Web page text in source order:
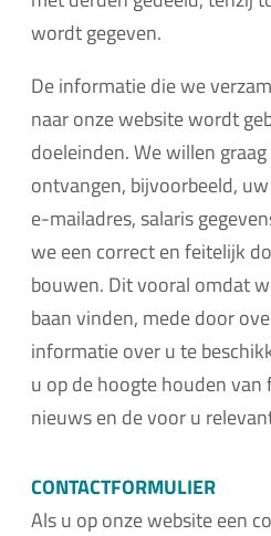
wordt gegeven.
De informatie die we
naar onze website wordt
doeleinden. We willen
ontvangen, bijvoorbeeld,
e-mailadres, salaris
we een correct en feitelijk
bouwen. Dit vooral omdat
baan vinden, mede door
informatie over u te
u op de hoogte houden van
nieuws en de voor u
CONTACTFORMULIER
Als u op onze website een